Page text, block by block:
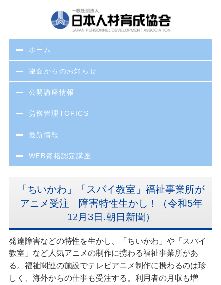
ホーム
協会からのお知らせ
公開講座情報
労務管理TOPICS
最新情報
WEB資格認定講座
「ちいかわ」「スパイ教室」福祉事業所が
アニメ受注 障害特性生かし！（令和5年
12月3日.朝日新聞）
発達障害などの特性を生かし、「ちいかわ」や「スパイ
教室」など人気アニメの制作に携わる福祉事業所があ
る。福祉関連の施設でテレビアニメ制作に携わるのは珍
しく、海外からの仕事も受注する。利用者の月収も増